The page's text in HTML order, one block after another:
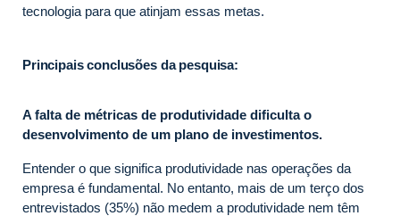
tecnologia para que atinjam essas metas.
Principais conclusões da pesquisa:
A falta de métricas de produtividade dificulta o
desenvolvimento de um plano de investimentos.
Entender o que significa produtividade nas operações da
empresa é fundamental. No entanto, mais de um terço dos
entrevistados (35%) não medem a produtividade nem têm